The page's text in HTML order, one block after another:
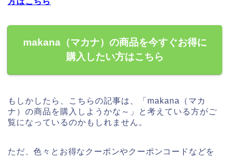
makana（マカナ）の商品を今すぐお得に
購入したい方はこちら
もしかしたら、こちらの記事は、「makana（マカ
ナ）の商品を購入しようかな～」と考えている方がご
覧になっているのかもしれません。
ただ、色々とお得なクーポンやクーポンコードなどを